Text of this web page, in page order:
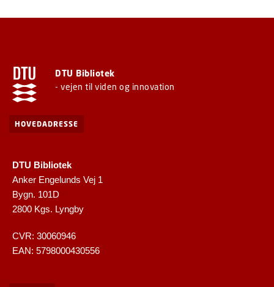
DTU Bibliotek
- vejen til viden og innovation
HOVEDADRESSE
DTU Bibliotek
Anker Engelunds Vej 1
Bygn. 101D
2800 Kgs. Lyngby
CVR: 30060946
EAN: 5798000430556